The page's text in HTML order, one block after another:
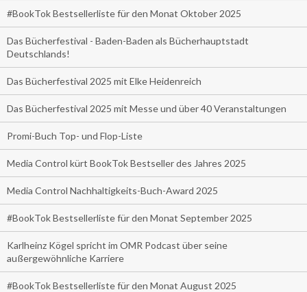
#BookTok Bestsellerliste für den Monat Oktober 2025
Das Bücherfestival - Baden-Baden als Bücherhauptstadt
Deutschlands!
Das Bücherfestival 2025 mit Elke Heidenreich
Das Bücherfestival 2025 mit Messe und über 40 Veranstaltungen
Promi-Buch Top- und Flop-Liste
Media Control kürt BookTok Bestseller des Jahres 2025
Media Control Nachhaltigkeits-Buch-Award 2025
#BookTok Bestsellerliste für den Monat September 2025
Karlheinz Kögel spricht im OMR Podcast über seine
außergewöhnliche Karriere
#BookTok Bestsellerliste für den Monat August 2025